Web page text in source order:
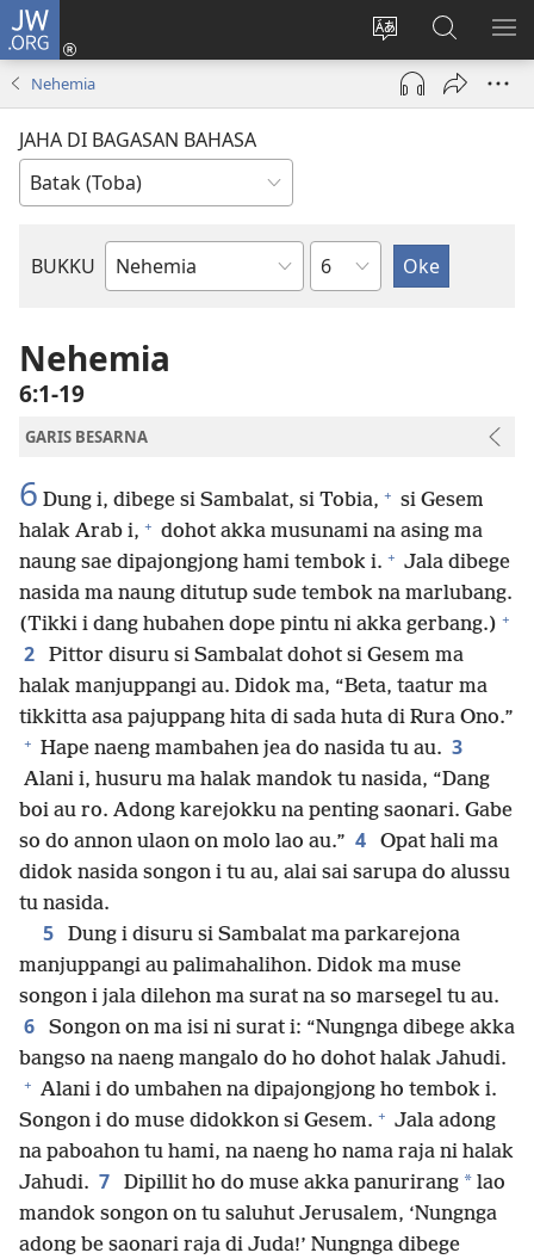
JW.ORG
Ganti
hata
situs
Log
(opens
Lului
di
JW.ORG
Nehemia
JAHA DI BAGASAN BAHASA
BUKKU
Bukku
Bibel
Bindu
Nehemia
6:1-19
GARIS BESARNA
6 Dung i, dibege si Sambalat, si Tobia, + si Gesem
halak Arab i, + dohot akka musunami na asing ma
naung sae dipajongjong hami tembok i. + Jala dibege
nasida ma naung ditutup sude tembok na marlubang.
(Tikki i dang hubahen dope pintu ni akka gerbang.) +
2
Pittor disuru si Sambalat dohot si Gesem ma
halak manjuppangi au. Didok ma, “Beta, taatur ma
tikkitta asa pajuppang hita di sada huta di Rura Ono.”
+ Hape naeng mambahen jea do nasida tu au. 3
Alani i, husuru ma halak mandok tu nasida, “Dang
boi au ro. Adong karejokku na penting saonari. Gabe
so do annon ulaon on molo lao au.” 4
Opat hali ma
didok nasida songon i tu au, alai sai sarupa do alussu
tu nasida.
5
Dung i disuru si Sambalat ma parkarejona
manjuppangi au palimahalihon. Didok ma muse
songon i jala dilehon ma surat na so marsegel tu au.
6
Songon on ma isi ni surat i: “Nungnga dibege akka
bangso na naeng mangalo do ho dohot halak Jahudi.
+ Alani i do umbahen na dipajongjong ho tembok i.
Songon i do muse didokkon si Gesem. + Jala adong
na paboahon tu hami, na naeng ho nama raja ni halak
Jahudi. 7 Dipillit ho do muse akka panurirang * lao
mandok songon on tu saluhut Jerusalem, ‘Nungnga
adong be saonari raja di Juda!’ Nungnga dibege